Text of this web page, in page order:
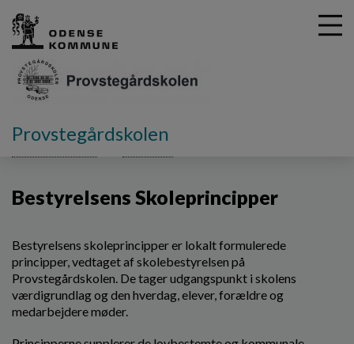
Provstegårdskolen
Skolebestyrelsen
Bestyrelsens Skoleprincipper
Bestyrelsens skoleprincipper er lokalt formulerede
principper, vedtaget af skolebestyrelsen på
Provstegårdskolen. De tager udgangspunkt i skolens
værdigrundlag og den hverdag, elever, forældre og
medarbejdere møder.